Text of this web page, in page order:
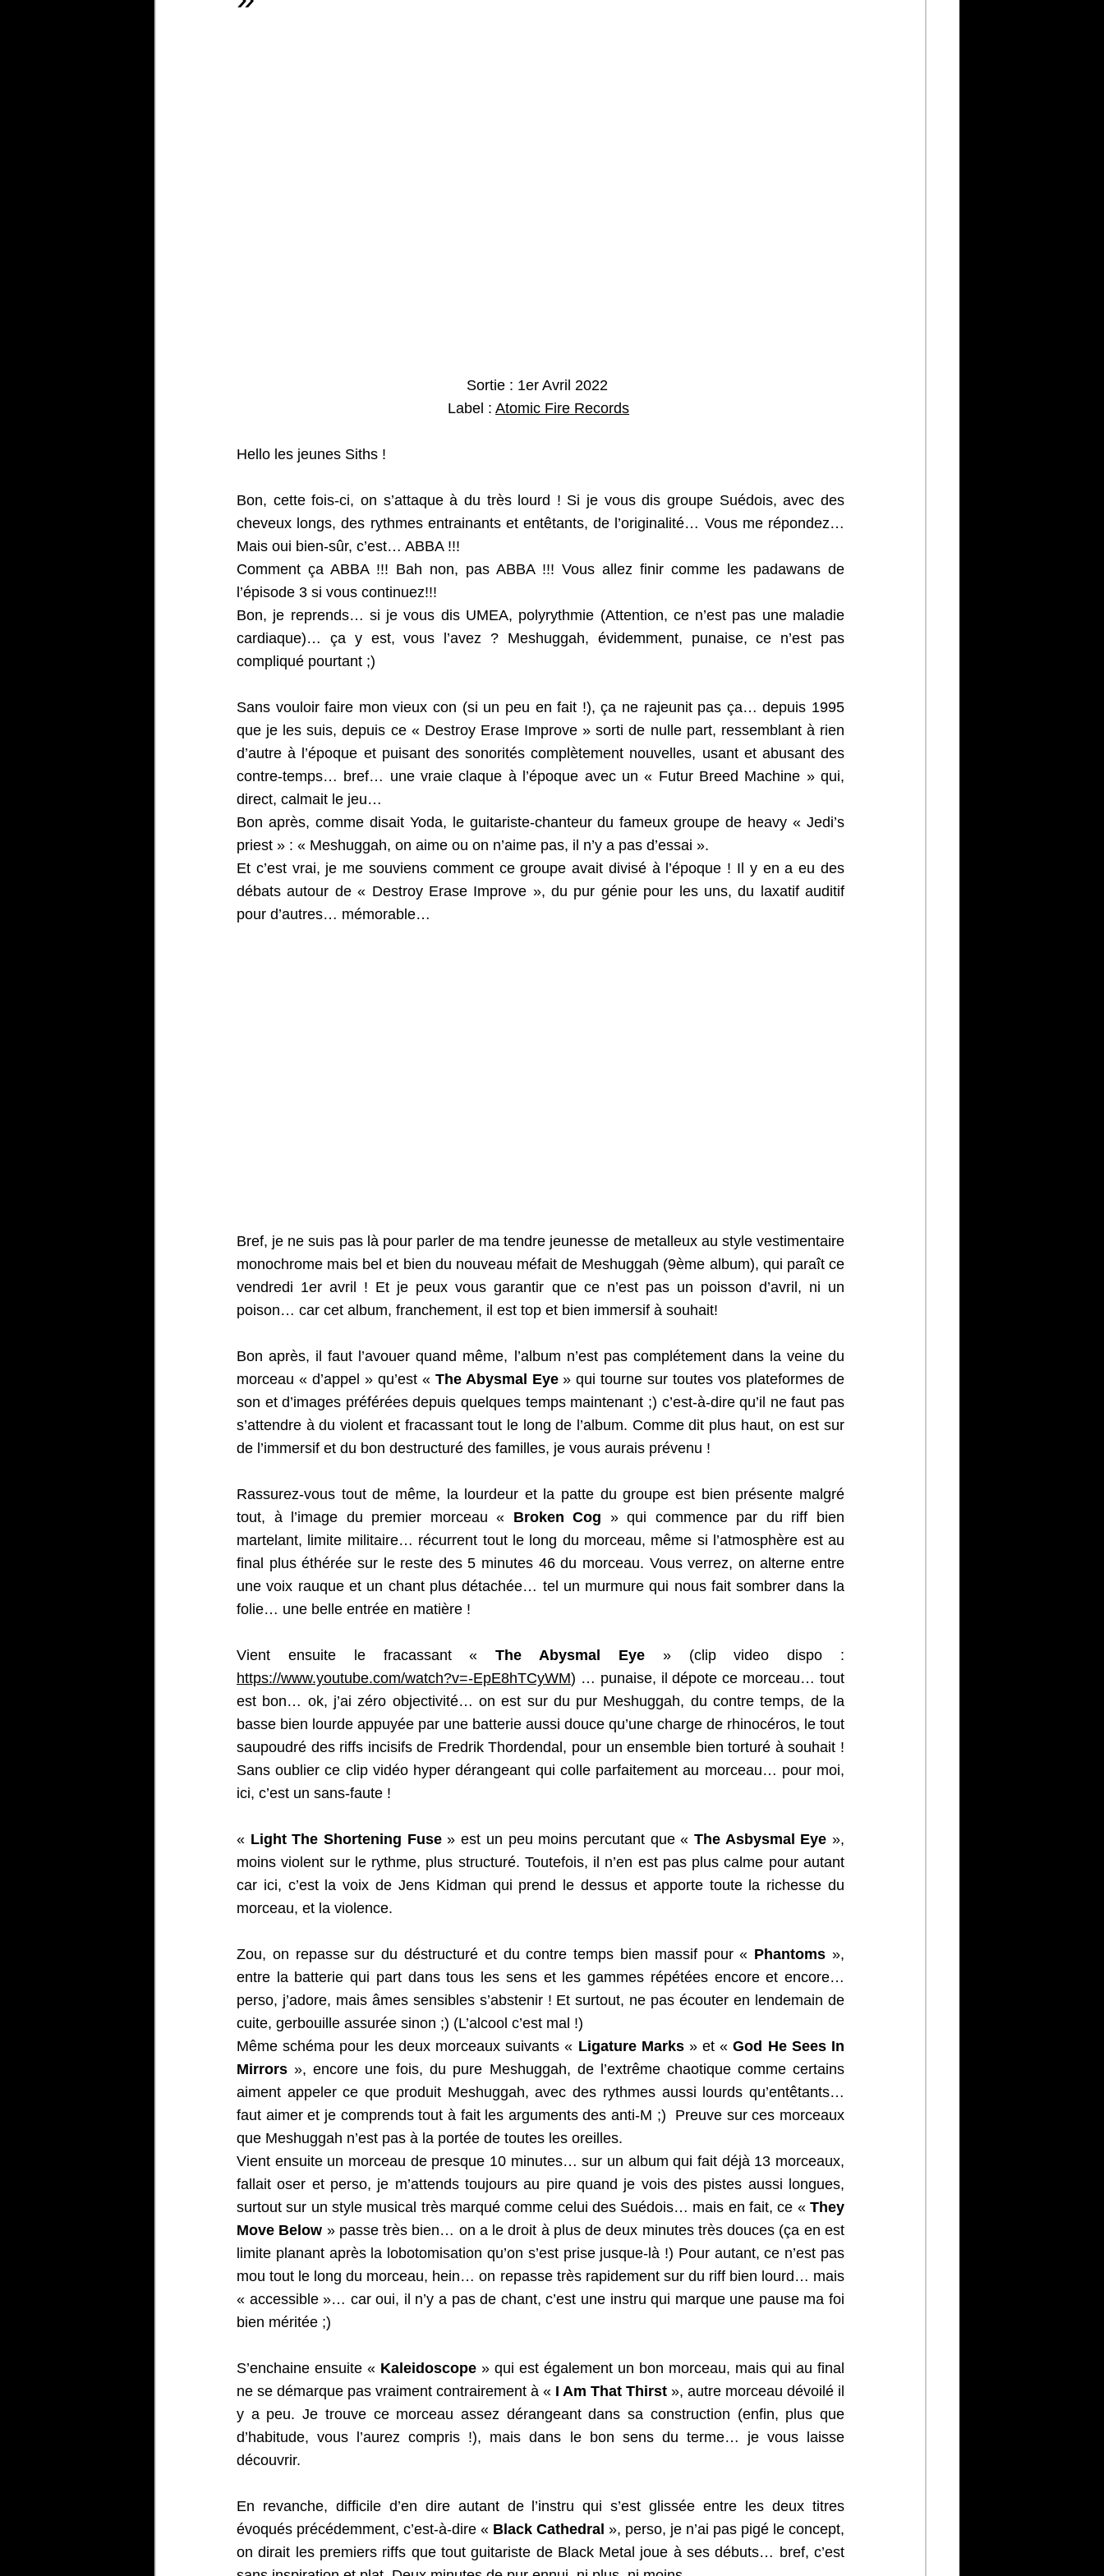
							Sortie : 1er Avril 2022
Label : Atomic Fire Records
Hello les jeunes Siths !
Bon, cette fois-ci, on s’attaque à du très lourd ! Si je vous dis groupe Suédois, avec des
cheveux longs, des rythmes entrainants et entêtants, de l’originalité… Vous me répondez…
Mais oui bien-sûr, c’est… ABBA !!!
Comment ça ABBA !!! Bah non, pas ABBA !!! Vous allez finir comme les padawans de
l’épisode 3 si vous continuez!!!
Bon, je reprends… si je vous dis UMEA, polyrythmie (Attention, ce n’est pas une maladie
cardiaque)… ça y est, vous l’avez ? Meshuggah, évidemment, punaise, ce n’est pas
compliqué pourtant ;)
Sans vouloir faire mon vieux con (si un peu en fait !), ça ne rajeunit pas ça… depuis 1995
que je les suis, depuis ce « Destroy Erase Improve » sorti de nulle part, ressemblant à rien
d’autre à l’époque et puisant des sonorités complètement nouvelles, usant et abusant des
contre-temps… bref… une vraie claque à l’époque avec un « Futur Breed Machine » qui,
direct, calmait le jeu…
Bon après, comme disait Yoda, le guitariste-chanteur du fameux groupe de heavy « Jedi’s
priest » : « Meshuggah, on aime ou on n’aime pas, il n’y a pas d’essai ».
Et c’est vrai, je me souviens comment ce groupe avait divisé à l’époque ! Il y en a eu des
débats autour de « Destroy Erase Improve », du pur génie pour les uns, du laxatif auditif
pour d’autres… mémorable…
Bref, je ne suis pas là pour parler de ma tendre jeunesse de metalleux au style vestimentaire
monochrome mais bel et bien du nouveau méfait de Meshuggah (9ème album), qui paraît ce
vendredi 1er avril ! Et je peux vous garantir que ce n’est pas un poisson d’avril, ni un
poison… car cet album, franchement, il est top et bien immersif à souhait!
Bon après, il faut l’avouer quand même, l’album n’est pas complétement dans la veine du
morceau « d’appel » qu’est « The Abysmal Eye » qui tourne sur toutes vos plateformes de
son et d’images préférées depuis quelques temps maintenant ;) c’est-à-dire qu’il ne faut pas
s’attendre à du violent et fracassant tout le long de l’album. Comme dit plus haut, on est sur
de l’immersif et du bon destructuré des familles, je vous aurais prévenu !
Rassurez-vous tout de même, la lourdeur et la patte du groupe est bien présente malgré
tout, à l’image du premier morceau « Broken Cog » qui commence par du riff bien
martelant, limite militaire… récurrent tout le long du morceau, même si l’atmosphère est au
final plus éthérée sur le reste des 5 minutes 46 du morceau. Vous verrez, on alterne entre
une voix rauque et un chant plus détachée… tel un murmure qui nous fait sombrer dans la
folie… une belle entrée en matière !
Vient ensuite le fracassant « The Abysmal Eye
https://www.youtube.com/watch?v=-EpE8hTCyWM) … punaise, il dépote ce morceau… tout
est bon… ok, j’ai zéro objectivité… on est sur du pur Meshuggah, du contre temps, de la
basse bien lourde appuyée par une batterie aussi douce qu’une charge de rhinocéros, le tout
saupoudré des riffs incisifs de Fredrik Thordendal, pour un ensemble bien torturé à souhait !
Sans oublier ce clip vidéo hyper dérangeant qui colle parfaitement au morceau… pour moi,
ici, c’est un sans-faute !
« Light The Shortening Fuse » est un peu moins percutant que « The Asbysmal Eye »,
moins violent sur le rythme, plus structuré. Toutefois, il n’en est pas plus calme pour autant
car ici, c’est la voix de Jens Kidman qui prend le dessus et apporte toute la richesse du
morceau, et la violence.
Zou, on repasse sur du déstructuré et du contre temps bien massif pour « Phantoms »,
entre la batterie qui part dans tous les sens et les gammes répétées encore et encore…
perso, j’adore, mais âmes sensibles s’abstenir ! Et surtout, ne pas écouter en lendemain de
cuite, gerbouille assurée sinon ;) (L’alcool c’est mal !)
Même schéma pour les deux morceaux suivants « Ligature Marks » et « God He Sees In
Mirrors », encore une fois, du pure Meshuggah, de l’extrême chaotique comme certains
aiment appeler ce que produit Meshuggah, avec des rythmes aussi lourds qu’entêtants…
faut aimer et je comprends tout à fait les arguments des anti-M ;)  Preuve sur ces morceaux
que Meshuggah n’est pas à la portée de toutes les oreilles.
Vient ensuite un morceau de presque 10 minutes… sur un album qui fait déjà 13 morceaux,
fallait oser et perso, je m’attends toujours au pire quand je vois des pistes aussi longues,
surtout sur un style musical très marqué comme celui des Suédois… mais en fait, ce « They
Move Below » passe très bien… on a le droit à plus de deux minutes très douces (ça en est
limite planant après la lobotomisation qu’on s’est prise jusque-là !) Pour autant, ce n’est pas
mou tout le long du morceau, hein… on repasse très rapidement sur du riff bien lourd… mais
« accessible »… car oui, il n’y a pas de chant, c’est une instru qui marque une pause ma foi
bien méritée ;)
S’enchaine ensuite « Kaleidoscope » qui est également un bon morceau, mais qui au final
ne se démarque pas vraiment contrairement à « I Am That Thirst », autre morceau dévoilé il
y a peu. Je trouve ce morceau assez dérangeant dans sa construction (enfin, plus que
d’habitude, vous l’aurez compris !), mais dans le bon sens du terme… je vous laisse
découvrir.
En revanche, difficile d’en dire autant de l’instru qui s’est glissée entre les deux titres
évoqués précédemment, c’est-à-dire « Black Cathedral », perso, je n’ai pas pigé le concept,
on dirait les premiers riffs que tout guitariste de Black Metal joue à ses débuts… bref, c’est